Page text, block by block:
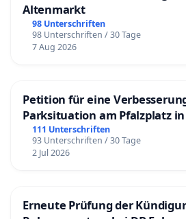
Altenmarkt
98 Unterschriften
98 Unterschriften / 30 Tage
7 Aug 2026
Petition für eine
Parksituation am Pfalzplatz
111 Unterschriften
93 Unterschriften / 30 Tage
2 Jul 2026
Erneute Prüfung der